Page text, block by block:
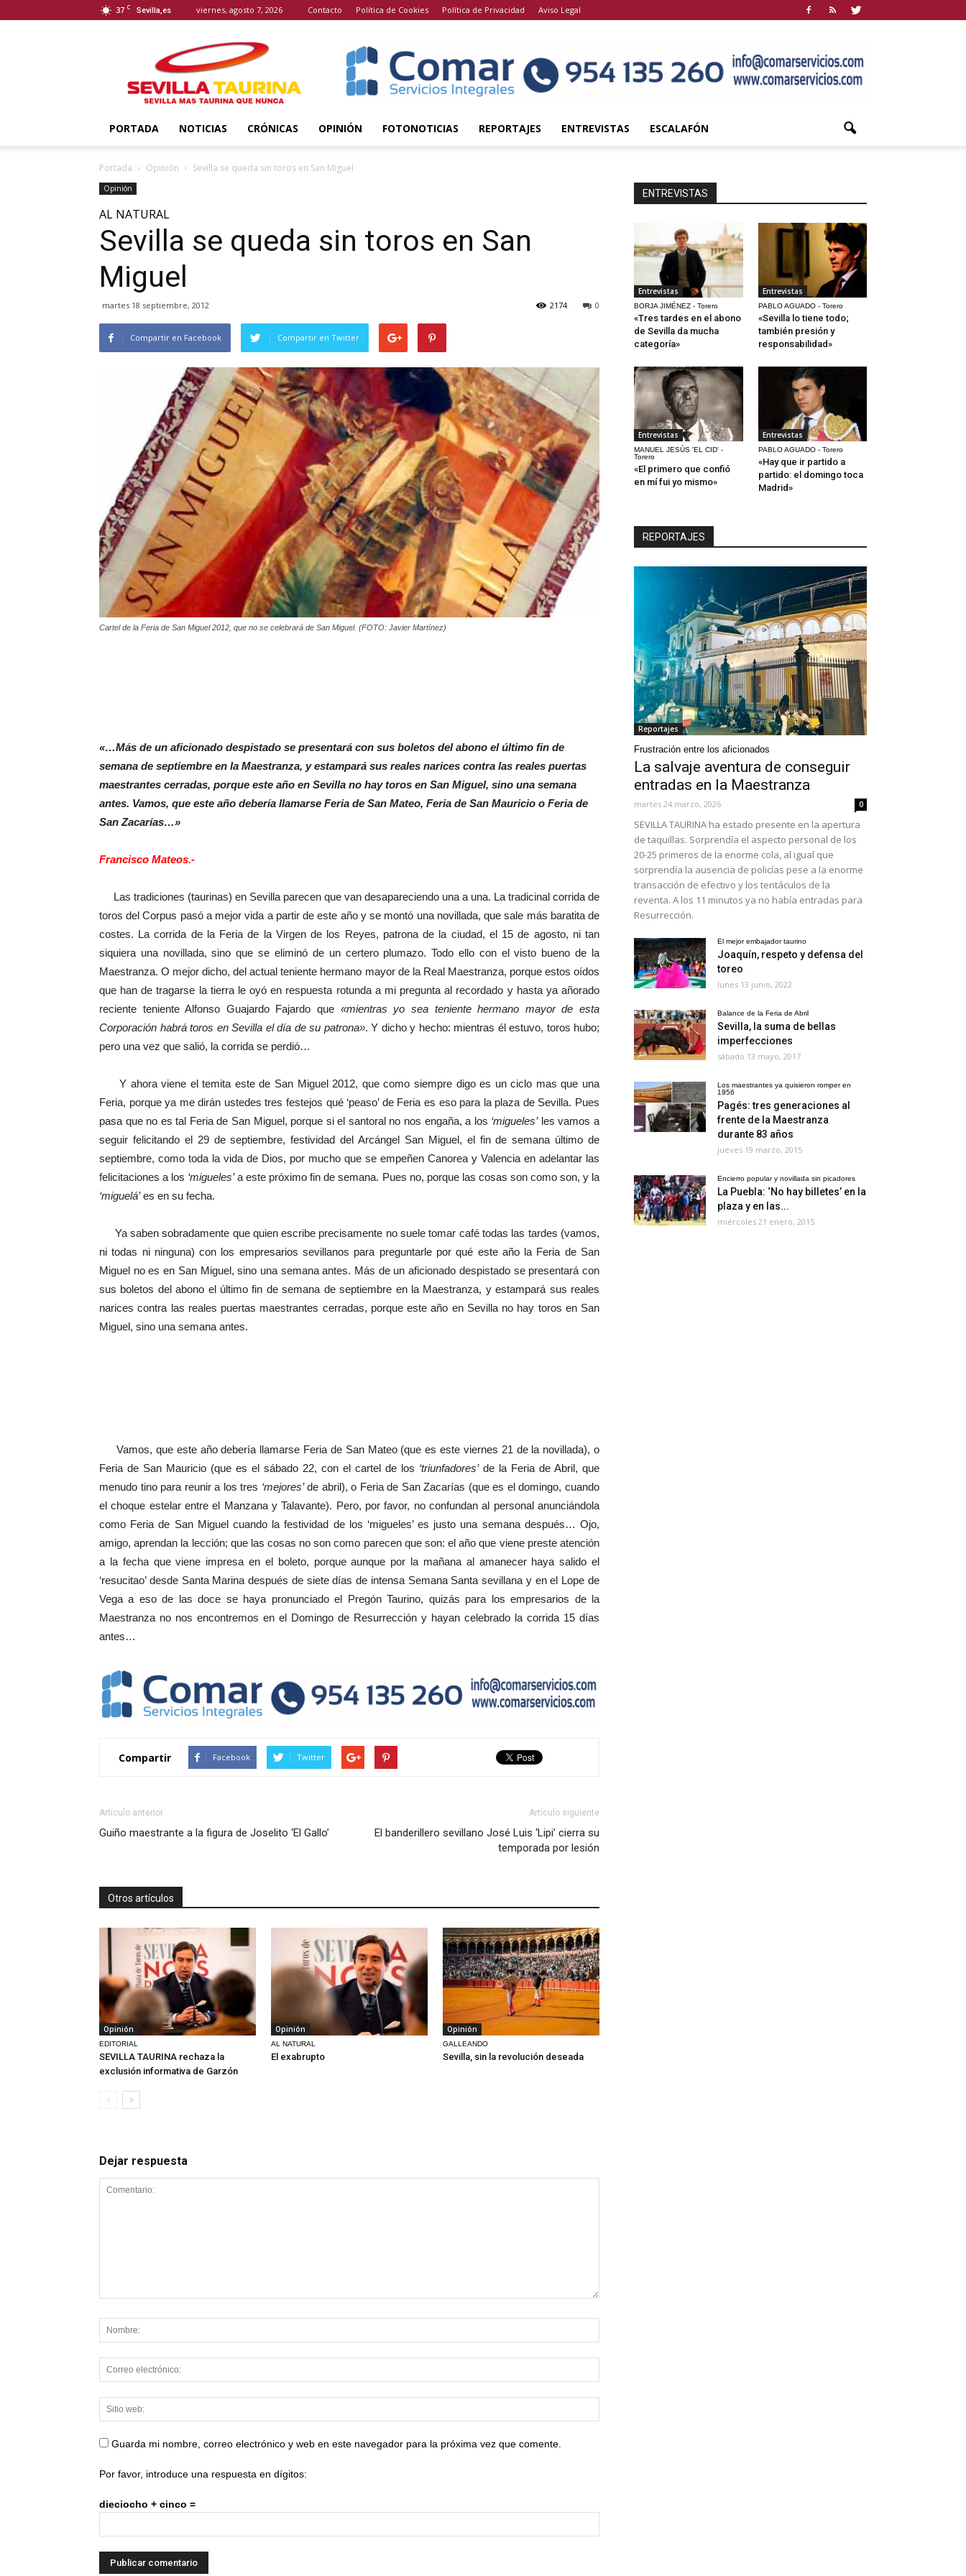
37 C Sevilla,es viernes, agosto 7, 2026 Contacto Política de Cookies Política de Privacidad Aviso Legal
Taurina
PORTADA NOTICIAS CRÓNICAS OPINIÓN FOTONOTICIAS REPORTAJES ENTREVISTAS ESCALAFÓN
Portada Opinión Sevilla se queda sin toros en San Miguel
Opinión
AL NATURAL
Sevilla se queda sin toros en San
Miguel
martes 18 septiembre, 2012 0
2174
Compartir en Facebook Compartir en Twitter
Cartel de la Feria de San Miguel 2012, que no se celebrará de San Miguel. (FOTO: Javier Martínez)
«…Más de un aficionado despistado se presentará con sus boletos del abono el último fin de
semana de septiembre en la Maestranza, y estampará sus reales narices contra las reales puertas
maestrantes cerradas, porque este año en Sevilla no hay toros en San Miguel, sino una semana
antes. Vamos, que este año debería llamarse Feria de San Mateo, Feria de San Mauricio o Feria de
San Zacarías…»
Francisco Mateos.-
Las tradiciones (taurinas) en Sevilla parecen que van desapareciendo una a una. La tradicinal corrida de
toros del Corpus pasó a mejor vida a partir de este año y se montó una novillada, que sale más baratita de
costes. La corrida de la Feria de la Virgen de los Reyes, patrona de la ciudad, el 15 de agosto, ni tan
siquiera una novillada, sino que se eliminó de un certero plumazo. Todo ello con el visto bueno de la
Maestranza. O mejor dicho, del actual teniente hermano mayor de la Real Maestranza, porque estos oídos
que han de tragarse la tierra le oyó en respuesta rotunda a mi pregunta al recordado y hasta ya añorado
reciente teniente Alfonso Guajardo Fajardo que «mientras yo sea teniente hermano mayor de esta
Corporación habrá toros en Sevilla el día de su patrona». Y dicho y hecho: mientras él estuvo, toros hubo;
pero una vez que salió, la corrida se perdió…
Y ahora viene el temita este de San Miguel 2012, que como siempre digo es un ciclo mas que una
Feria, porque ya me dirán ustedes tres festejos qué ‘peaso’ de Feria es eso para la plaza de Sevilla. Pues
pasa que no es tal Feria de San Miguel, porque si el santoral no nos engaña, a los ‘migueles’les vamos a
seguir felicitando el 29 de septiembre, festividad del Arcángel San Miguel, el fin de semana último de
septiembre, como toda la vida de Dios, por mucho que se empeñen Canorea y Valencia en adelantar las
felicitaciones a los ‘migueles’a este próximo fin de semana. Pues no, porque las cosas son como son, y la
‘miguelá’es en su fecha.
Ya saben sobradamente que quien escribe precisamente no suele tomar café todas las tardes (vamos,
ni todas ni ninguna) con los empresarios sevillanos para preguntarle por qué este año la Feria de San
Miguel no es en San Miguel, sino una semana antes. Más de un aficionado despistado se presentará con
sus boletos del abono el último fin de semana de septiembre en la Maestranza, y estampará sus reales
narices contra las reales puertas maestrantes cerradas, porque este año en Sevilla no hay toros en San
Miguel, sino una semana antes.
Vamos, que este año debería llamarse Feria de San Mateo (que es este viernes 21 de la novillada), o
Feria de San Mauricio (que es el sábado 22, con el cartel de los ‘triunfadores’de la Feria de Abril, que
menudo tino para reunir a los tres ‘mejores’de abril), o Feria de San Zacarías (que es el domingo, cuando
el choque estelar entre el Manzana y Talavante). Pero, por favor, no confundan al personal anunciándola
como Feria de San Miguel cuando la festividad de los ‘migueles’ es justo una semana después… Ojo,
amigo, aprendan la lección; que las cosas no son como parecen que son: el año que viene preste atención
a la fecha que viene impresa en el boleto, porque aunque por la mañana al amanecer haya salido el
‘resucitao’ desde Santa Marina después de siete días de intensa Semana Santa sevillana y en el Lope de
Vega a eso de las doce se haya pronunciado el Pregón Taurino, quizás para los empresarios de la
Maestranza no nos encontremos en el Domingo de Resurrección y hayan celebrado la corrida 15 días
antes…
Compartir Facebook Twitter
Artículo anterior
Guiño maestrante a la figura de Joselito ‘El Gallo’
Artículo siguiente
El banderillero sevillano José Luis ‘Lipi’ cierra su
temporada por lesión
Otros artículos
Opinión
EDITORIAL
SEVILLA TAURINA rechaza la
exclusión informativa de Garzón
Opinión
AL NATURAL
El exabrupto
Opinión
GALLEANDO
Sevilla, sin la revolución deseada
Dejar respuesta
Guarda mi nombre, correo electrónico y web en este navegador para la próxima vez que comente.
Por favor, introduce una respuesta en dígitos:
dieciocho + cinco =
ENTREVISTAS
Entrevistas
BORJA JIMÉNEZ - Torero
«Tres tardes en el abono
de Sevilla da mucha
categoría»
Entrevistas
PABLO AGUADO - Torero
«Sevilla lo tiene todo;
también presión y
responsabilidad»
Entrevistas
MANUEL JESÚS 'EL CID' -
Torero
«El primero que confió
en mí fui yo mismo»
Entrevistas
PABLO AGUADO - Torero
«Hay que ir partido a
partido: el domingo toca
Madrid»
REPORTAJES
Reportajes
Frustración entre los aficionados
La salvaje aventura de conseguir
entradas en la Maestranza
martes 24 marzo, 2026 0
SEVILLA TAURINA ha estado presente en la apertura
de taquillas. Sorprendía el aspecto personal de los
20-25 primeros de la enorme cola, al igual que
sorprendía la ausencia de policías pese a la enorme
transacción de efectivo y los tentáculos de la
reventa. A los 11 minutos ya no había entradas para
Resurrección.
El mejor embajador taurino
Joaquín, respeto y defensa del
toreo
lunes 13 junio, 2022
Balance de la Feria de Abril
Sevilla, la suma de bellas
imperfecciones
sábado 13 mayo, 2017
Los maestrantes ya quisieron romper en
1956
Pagés: tres generaciones al
frente de la Maestranza
durante 83 años
jueves 19 marzo, 2015
Encierro popular y novillada sin picadores
La Puebla: ‘No hay billetes’ en la
plaza y en las...
miércoles 21 enero, 2015